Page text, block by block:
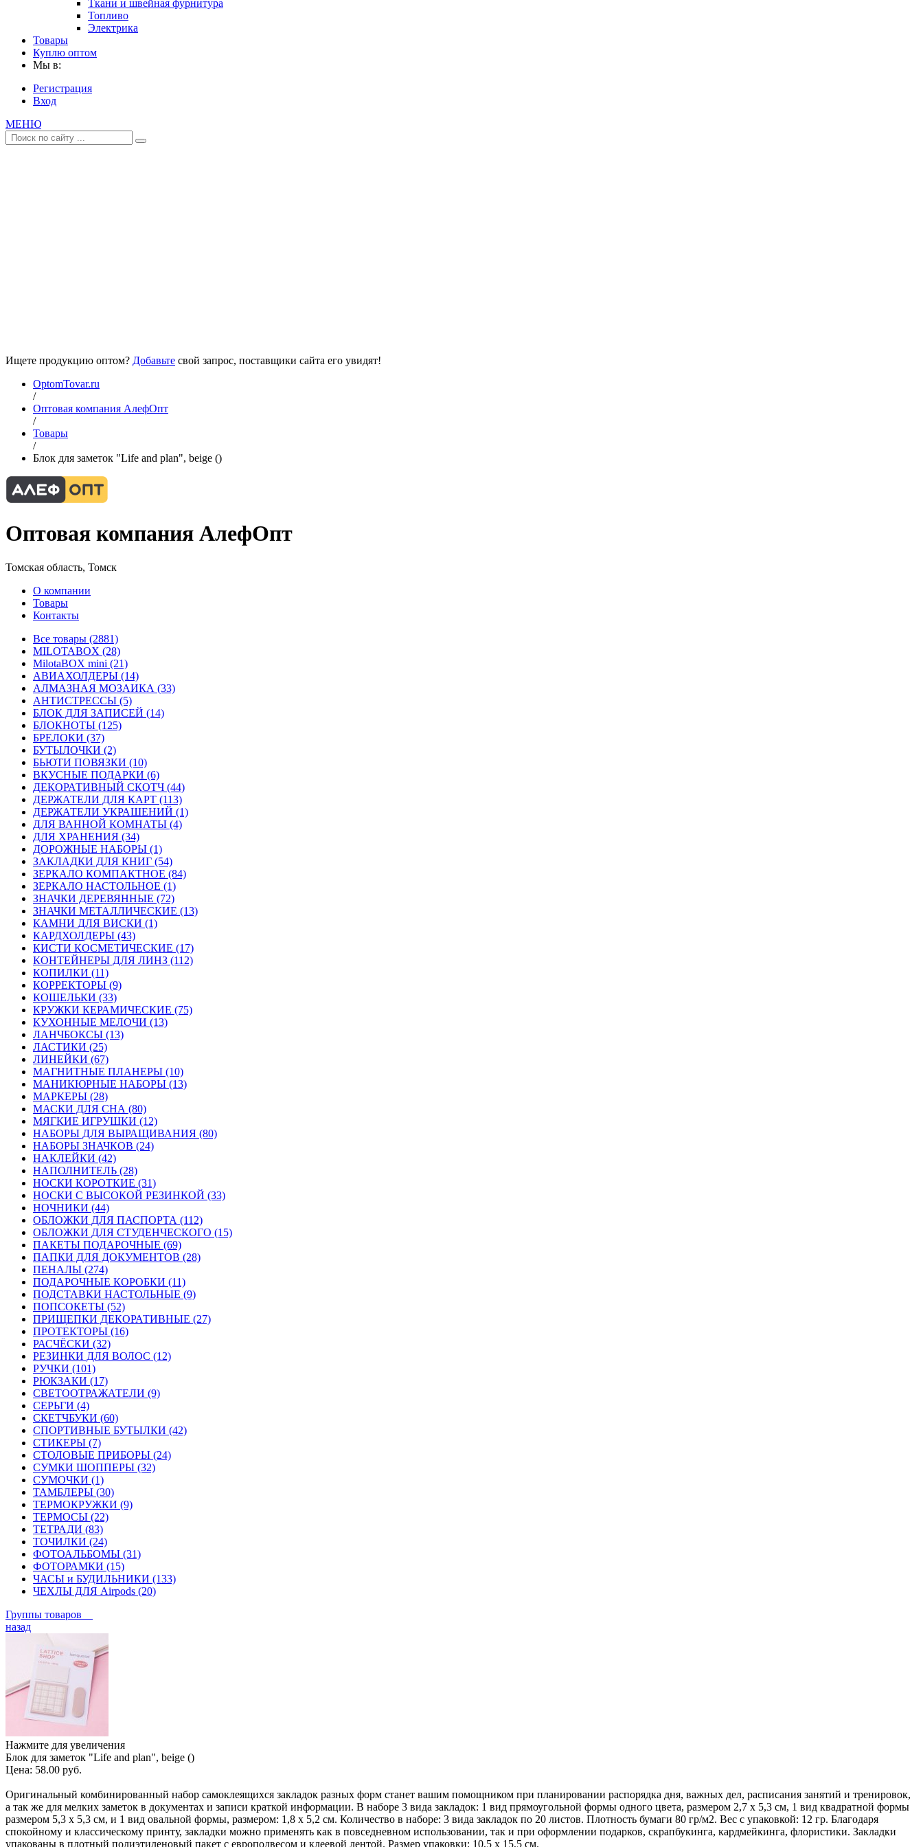
Ткани и швейная фурнитура
Топливо
Электрика
Товары
Куплю оптом
Мы в:
Регистрация
Вход
МЕНЮ
Ищете продукцию оптом? Добавьте свой запрос, поставщики сайта его увидят!
OptomTovar.ru
/
Оптовая компания АлефОпт
/
Товары
/
Блок для заметок "Life and plan", beige ()
Оптовая компания АлефОпт
Томская область, Томск
О компании
Товары
Контакты
Все товары (2881)
MILOTABOX (28)
MilotaBOX mini (21)
АВИАХОЛДЕРЫ (14)
АЛМАЗНАЯ МОЗАИКА (33)
АНТИСТРЕССЫ (5)
БЛОК ДЛЯ ЗАПИСЕЙ (14)
БЛОКНОТЫ (125)
БРЕЛОКИ (37)
БУТЫЛОЧКИ (2)
БЬЮТИ ПОВЯЗКИ (10)
ВКУСНЫЕ ПОДАРКИ (6)
ДЕКОРАТИВНЫЙ СКОТЧ (44)
ДЕРЖАТЕЛИ ДЛЯ КАРТ (113)
ДЕРЖАТЕЛИ УКРАШЕНИЙ (1)
ДЛЯ ВАННОЙ КОМНАТЫ (4)
ДЛЯ ХРАНЕНИЯ (34)
ДОРОЖНЫЕ НАБОРЫ (1)
ЗАКЛАДКИ ДЛЯ КНИГ (54)
ЗЕРКАЛО КОМПАКТНОЕ (84)
ЗЕРКАЛО НАСТОЛЬНОЕ (1)
ЗНАЧКИ ДЕРЕВЯННЫЕ (72)
ЗНАЧКИ МЕТАЛЛИЧЕСКИЕ (13)
КАМНИ ДЛЯ ВИСКИ (1)
КАРДХОЛДЕРЫ (43)
КИСТИ КОСМЕТИЧЕСКИЕ (17)
КОНТЕЙНЕРЫ ДЛЯ ЛИНЗ (112)
КОПИЛКИ (11)
КОРРЕКТОРЫ (9)
КОШЕЛЬКИ (33)
КРУЖКИ КЕРАМИЧЕСКИЕ (75)
КУХОННЫЕ МЕЛОЧИ (13)
ЛАНЧБОКСЫ (13)
ЛАСТИКИ (25)
ЛИНЕЙКИ (67)
МАГНИТНЫЕ ПЛАНЕРЫ (10)
МАНИКЮРНЫЕ НАБОРЫ (13)
МАРКЕРЫ (28)
МАСКИ ДЛЯ СНА (80)
МЯГКИЕ ИГРУШКИ (12)
НАБОРЫ ДЛЯ ВЫРАЩИВАНИЯ (80)
НАБОРЫ ЗНАЧКОВ (24)
НАКЛЕЙКИ (42)
НАПОЛНИТЕЛЬ (28)
НОСКИ КОРОТКИЕ (31)
НОСКИ С ВЫСОКОЙ РЕЗИНКОЙ (33)
НОЧНИКИ (44)
ОБЛОЖКИ ДЛЯ ПАСПОРТА (112)
ОБЛОЖКИ ДЛЯ СТУДЕНЧЕСКОГО (15)
ПАКЕТЫ ПОДАРОЧНЫЕ (69)
ПАПКИ ДЛЯ ДОКУМЕНТОВ (28)
ПЕНАЛЫ (274)
ПОДАРОЧНЫЕ КОРОБКИ (11)
ПОДСТАВКИ НАСТОЛЬНЫЕ (9)
ПОПСОКЕТЫ (52)
ПРИЩЕПКИ ДЕКОРАТИВНЫЕ (27)
ПРОТЕКТОРЫ (16)
РАСЧЁСКИ (32)
РЕЗИНКИ ДЛЯ ВОЛОС (12)
РУЧКИ (101)
РЮКЗАКИ (17)
СВЕТООТРАЖАТЕЛИ (9)
СЕРЬГИ (4)
СКЕТЧБУКИ (60)
СПОРТИВНЫЕ БУТЫЛКИ (42)
СТИКЕРЫ (7)
СТОЛОВЫЕ ПРИБОРЫ (24)
СУМКИ ШОППЕРЫ (32)
СУМОЧКИ (1)
ТАМБЛЕРЫ (30)
ТЕРМОКРУЖКИ (9)
ТЕРМОСЫ (22)
ТЕТРАДИ (83)
ТОЧИЛКИ (24)
ФОТОАЛЬБОМЫ (31)
ФОТОРАМКИ (15)
ЧАСЫ и БУДИЛЬНИКИ (133)
ЧЕХЛЫ ДЛЯ Airpods (20)
Группы товаров
назад
Нажмите для увеличения
Блок для заметок "Life and plan", beige ()
Цена: 58.00 руб.
Оригинальный комбинированный набор самоклеящихся закладок разных форм станет вашим помощником при планировании распорядка дня, важных дел, расписания занятий и тренировок,
а так же для мелких заметок в документах и записи краткой информации. В наборе 3 вида закладок: 1 вид прямоугольной формы одного цвета, размером 2,7 х 5,3 см, 1 вид квадратной формы
размером 5,3 х 5,3 см, и 1 вид овальной формы, размером: 1,8 х 5,2 см. Количество в наборе: 3 вида закладок по 20 листов. Плотность бумаги 80 гр/м2. Вес с упаковкой: 12 гр. Благодаря
спокойному и классическому принту, закладки можно применять как в повседневном использовании, так и при оформлении подарков, скрапбукинга, кардмейкинга, флористики. Закладки
упакованы в плотный полиэтиленовый пакет с европодвесом и клеевой лентой. Размер упаковки: 10,5 х 15,5 см.